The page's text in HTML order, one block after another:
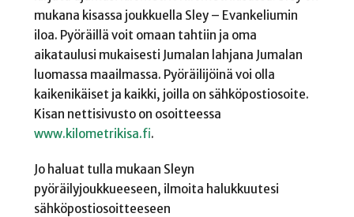
mukana kisassa joukkuella Sley – Evankeliumin
iloa. Pyöräillä voit omaan tahtiin ja oma
aikataulusi mukaisesti Jumalan lahjana Jumalan
luomassa maailmassa. Pyöräilijöinä voi olla
kaikenikäiset ja kaikki, joilla on sähköpostiosoite.
Kisan nettisivusto on osoitteessa
www.kilometrikisa.fi.
Jo haluat tulla mukaan Sleyn
pyöräilyjoukkueeseen, ilmoita halukkuutesi
sähköpostiosoitteeseen